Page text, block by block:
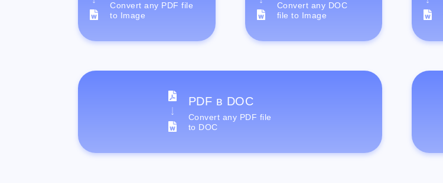
Convert any PDF file
to Image
Convert any DOC
file to Image
PDF в DOC
Convert any PDF file
to DOC